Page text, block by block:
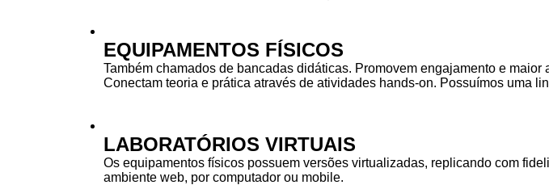
EQUIPAMENTOS FÍSICOS
Também chamados de bancadas didáticas. Promovem engajamento e maior
Conectam teoria e prática através de atividades hands-on. Possuímos uma
LABORATÓRIOS VIRTUAIS
Os equipamentos físicos possuem versões virtualizadas, replicando com
ambiente web, por computador ou mobile.